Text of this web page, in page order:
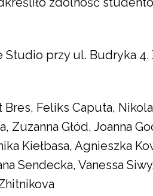
Studio przy ul. Budryka
Feliks Caputa,
Głód, Joanna
Kiełbasa, Agnieszka
Sendecka, Vanessa